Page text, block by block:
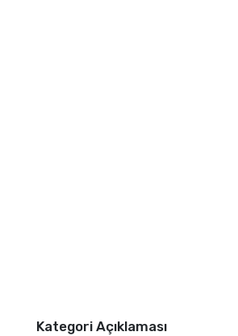
Kategori Açıklaması